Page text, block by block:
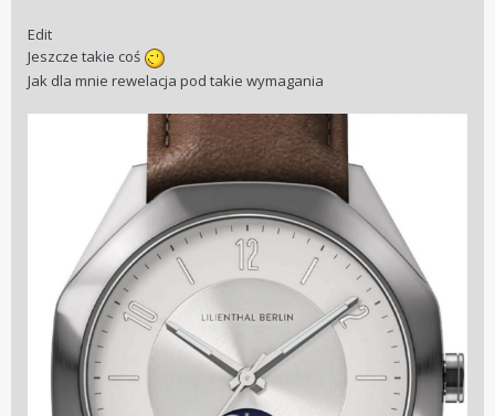
Edit
Jeszcze takie coś
Jak dla mnie rewelacja pod takie wymagania